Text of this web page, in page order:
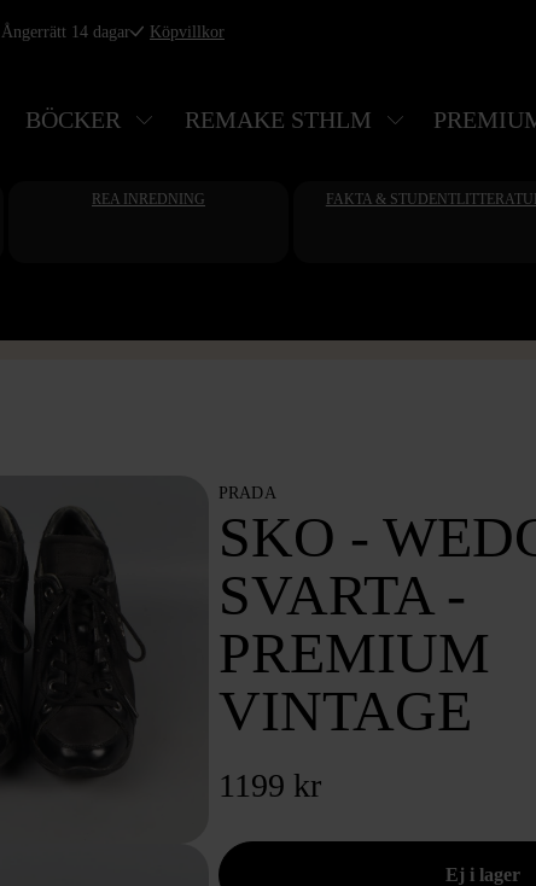
Ångerrätt 14 dagar Köpvillkor
BÖCKER REMAKE STHLM
REA INREDNING FAKTA &
PRADA
SKO -
SVARTA -
PREMIUM
VINTAGE
1199 kr